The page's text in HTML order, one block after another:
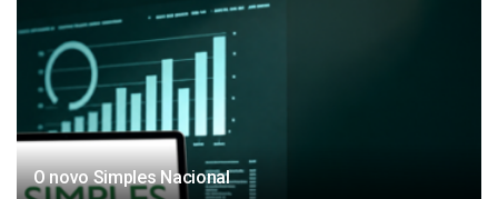
O novo Simples Nacional